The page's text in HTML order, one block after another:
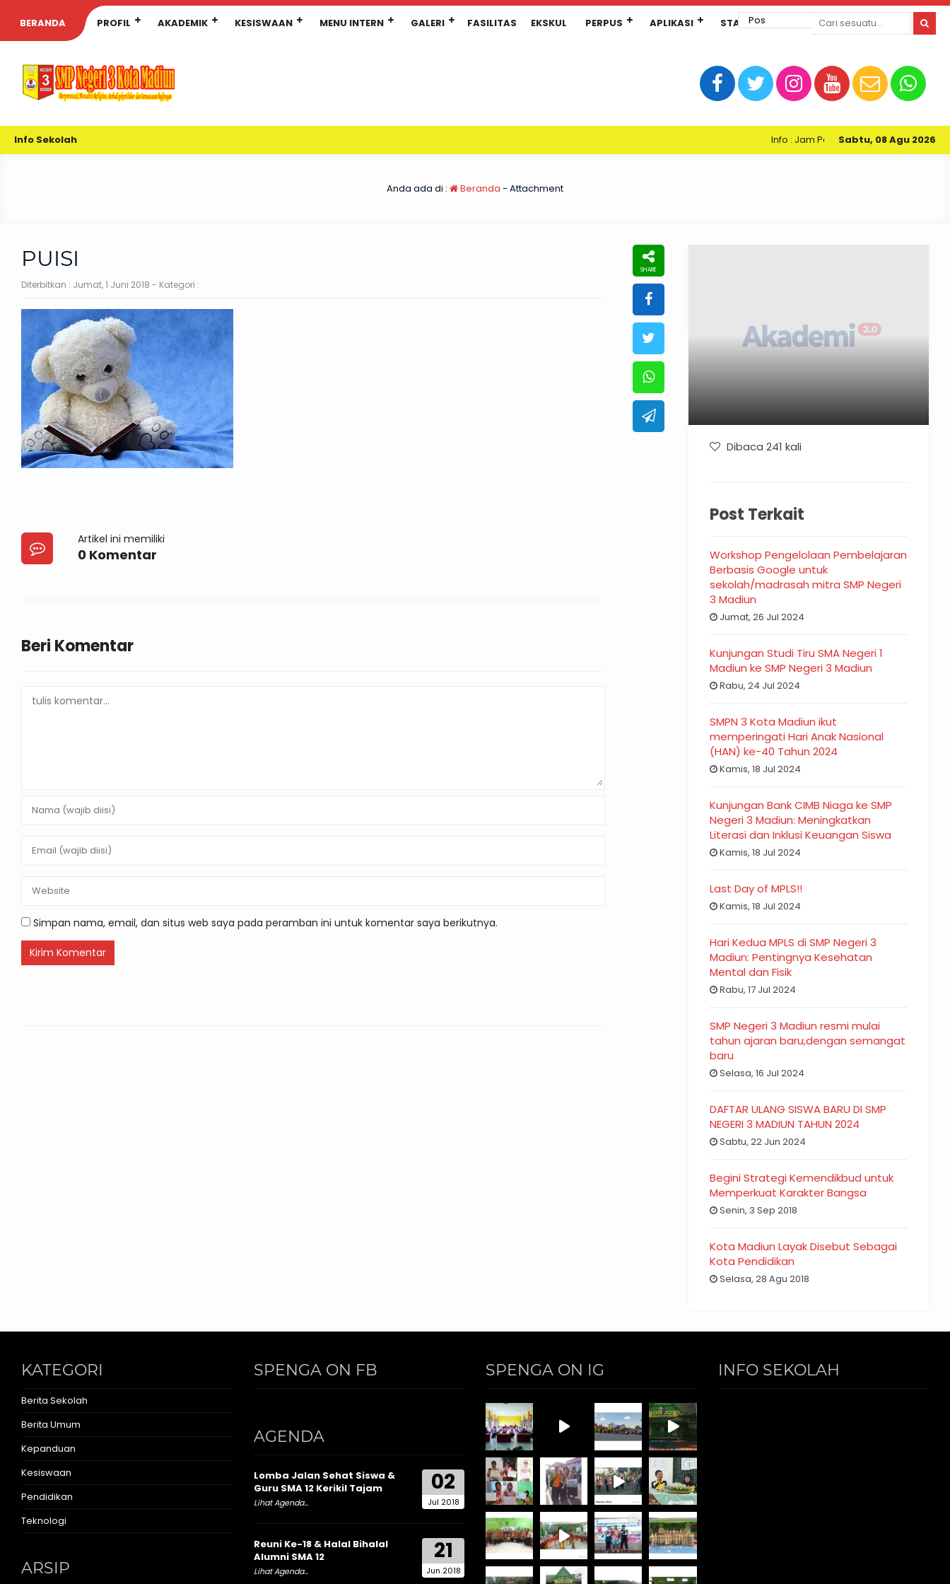
BERANDA PROFIL AKADEMIK KESISWAAN MENU INTERN GALERI FASILITAS EKSKUL PERPUS APLIKASI STANDAR PELAYANAN
Info Sekolah Sabtu, 08 Agu 2026
Info : Jam Pelayanan Perpustakaan
Anda ada di : Beranda - Attachment
PUISI
Diterbitkan : Jumat, 1 Juni 2018 - Kategori :
Artikel ini memiliki
0 Komentar
Beri Komentar
Simpan nama, email, dan situs web saya pada peramban ini untuk komentar saya berikutnya.
Dibaca 241 kali
Post Terkait
Workshop Pengelolaan Pembelajaran
Berbasis Google untuk
sekolah/madrasah mitra SMP Negeri
3 Madiun
Jumat, 26 Jul 2024
Kunjungan Studi Tiru SMA Negeri 1
Madiun ke SMP Negeri 3 Madiun
Rabu, 24 Jul 2024
SMPN 3 Kota Madiun ikut
memperingati Hari Anak Nasional
(HAN) ke-40 Tahun 2024
Kamis, 18 Jul 2024
Kunjungan Bank CIMB Niaga ke SMP
Negeri 3 Madiun: Meningkatkan
Literasi dan Inklusi Keuangan Siswa
Kamis, 18 Jul 2024
Last Day of MPLS!!
Kamis, 18 Jul 2024
Hari Kedua MPLS di SMP Negeri 3
Madiun: Pentingnya Kesehatan
Mental dan Fisik
Rabu, 17 Jul 2024
SMP Negeri 3 Madiun resmi mulai
tahun ajaran baru,dengan semangat
baru
Selasa, 16 Jul 2024
DAFTAR ULANG SISWA BARU DI SMP
NEGERI 3 MADIUN TAHUN 2024
Sabtu, 22 Jun 2024
Begini Strategi Kemendikbud untuk
Memperkuat Karakter Bangsa
Senin, 3 Sep 2018
Kota Madiun Layak Disebut Sebagai
Kota Pendidikan
Selasa, 28 Agu 2018
KATEGORI
Berita Sekolah
Berita Umum
Kepanduan
Kesiswaan
Pendidikan
Teknologi
ARSIP
SPENGA ON FB
AGENDA
02
Jul 2018
Lomba Jalan Sehat Siswa &
Guru SMA 12 Kerikil Tajam
Lihat Agenda...
21
Jun 2018
Reuni Ke-18 & Halal Bihalal
Alumni SMA 12
Lihat Agenda...
SPENGA ON IG INFO SEKOLAH